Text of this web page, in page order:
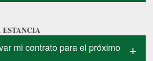
mi contrato para el próximo